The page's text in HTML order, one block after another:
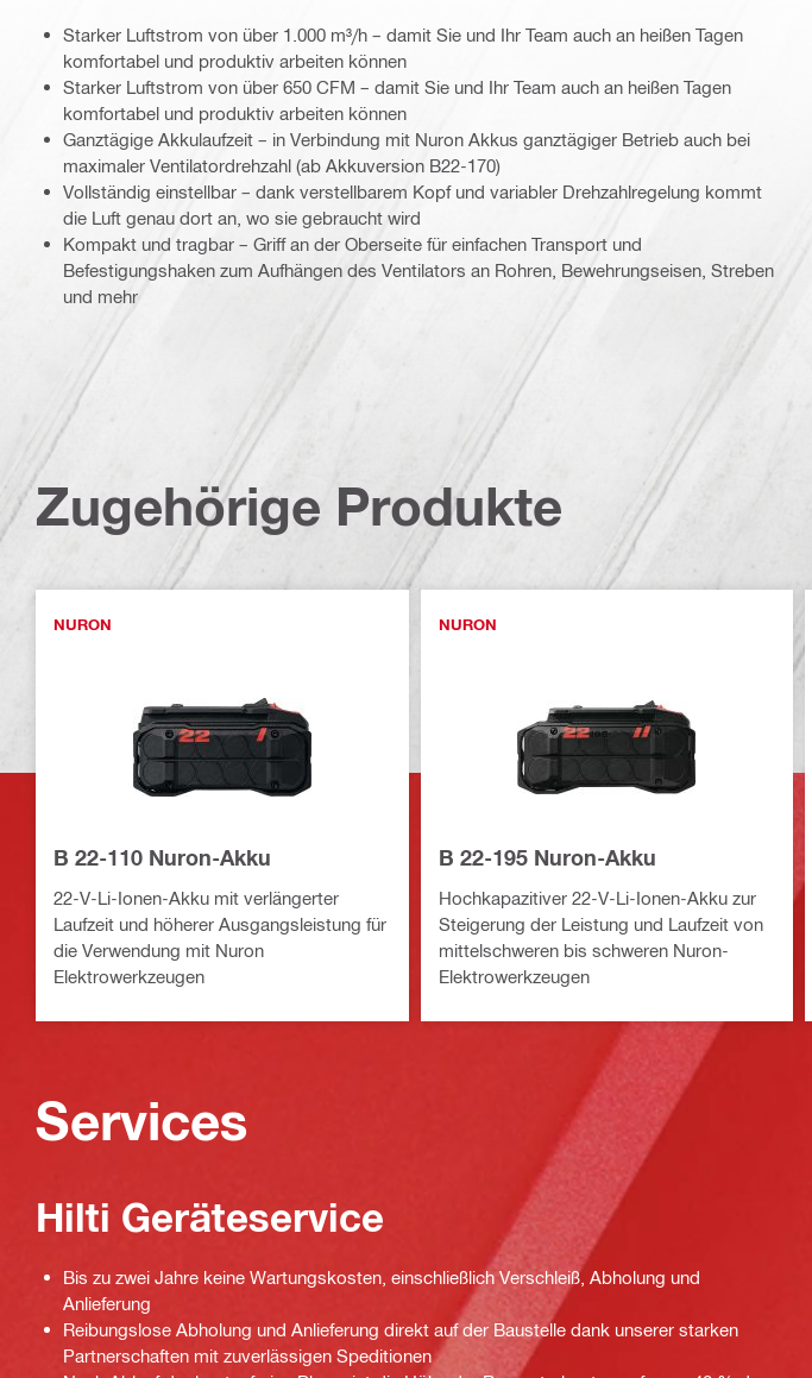
Starker Luftstrom von über 1.000 m³/h – damit Sie und Ihr Team auch an heißen Tagen
komfortabel und produktiv arbeiten können
Starker Luftstrom von über 650 CFM – damit Sie und Ihr Team auch an heißen Tagen
komfortabel und produktiv arbeiten können
Ganztägige Akkulaufzeit – in Verbindung mit Nuron Akkus ganztägiger Betrieb auch bei
maximaler Ventilatordrehzahl (ab Akkuversion B22-170)
Vollständig einstellbar – dank verstellbarem Kopf und variabler Drehzahlregelung kommt
die Luft genau dort an, wo sie gebraucht wird
Kompakt und tragbar – Griff an der Oberseite für einfachen Transport und
Befestigungshaken zum Aufhängen des Ventilators an Rohren, Bewehrungseisen, Streben
und mehr
Zugehörige Produkte
NURON
B 22-110 Nuron-Akku
22-V-Li-Ionen-Akku mit verlängerter
Laufzeit und höherer Ausgangsleistung für
die Verwendung mit Nuron
Elektrowerkzeugen
NURON
B 22-195 Nuron-Akku
Hochkapazitiver 22-V-Li-Ionen-Akku zur
Steigerung der Leistung und Laufzeit von
mittelschweren bis schweren Nuron-
Elektrowerkzeugen
Services
Hilti Geräteservice
Bis zu zwei Jahre keine Wartungskosten, einschließlich Verschleiß, Abholung und
Anlieferung
Reibungslose Abholung und Anlieferung direkt auf der Baustelle dank unserer starken
Partnerschaften mit zuverlässigen Speditionen